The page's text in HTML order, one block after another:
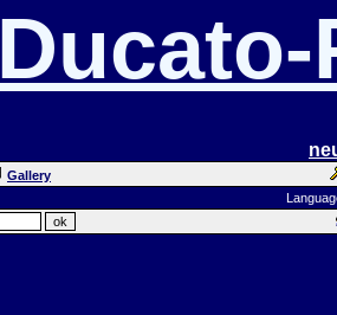
Gallery